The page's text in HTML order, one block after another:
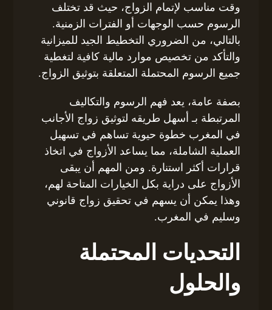
وقت مناسب لإتمام الزواج، حيث قد تختلف
الرسوم حسب الوجهات أو الفترات الزمنية.
بالتالي، من الضروري التخطيط الجيد للميزانية
والتأكد من تخصيص موارد مالية كافية لتغطية
جميع الرسوم المحتملة المتعلقة بتوثيق الزواج.
بصفة عامة، يعد فهم الرسوم والتكاليف
المرتبطة بـ أسهل طريقه لتوثيق زواج الأجانب
في المغرب خطوة حيوية تساهم في تسهيل
العملية الشاملة، مما يساعد الأزواج في اتخاذ
قرارات أكثر استنارة. ومن المهم أن يبقى
الأزواج على دراية بكل الخيارات المتاحة لهم،
وهذا يمكن أن يسهم في تحقيق زواج قانوني
وسليم في المغرب.
التحديات المحتملة
والحلول